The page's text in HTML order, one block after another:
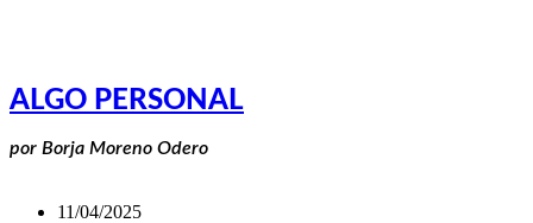
ALGO PERSONAL
por Borja Moreno Odero
11/04/2025